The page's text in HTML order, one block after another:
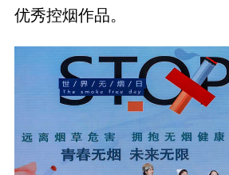
优秀控烟作品。